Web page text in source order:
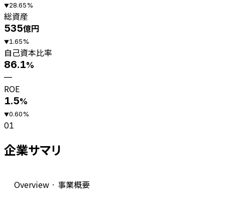
▼28.65%
総資産
535億円
▼1.65%
自己資本比率
86.1%
—
ROE
1.5%
▼0.60%
01
企業サマリ
Overview · 事業概要